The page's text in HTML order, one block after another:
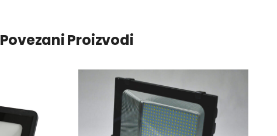
Povezani Proizvodi